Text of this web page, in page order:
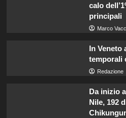
calo
principali
Marco
In Veneto
temporali
Redazione
Da inizio
Nile, 192